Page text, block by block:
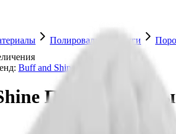
Полировальные круги
Buff and Shine